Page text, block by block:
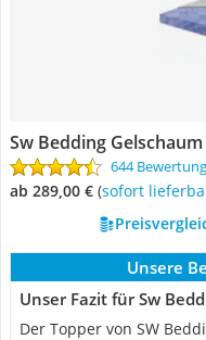
Sw Bedding
644
ab 289,00 € ( Sofort
Unsere
Unser Fazit für Sw
Der Topper von SW